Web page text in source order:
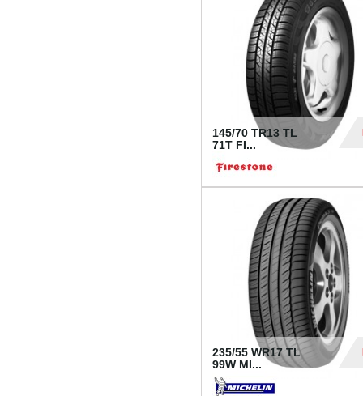
145/70 TR13 TL
71T FI...
235/55 WR17 TL
99W MI...